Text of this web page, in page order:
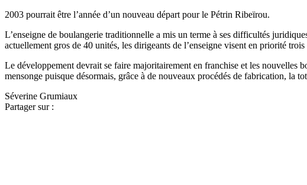
2003 pourrait être l’année d’un nouveau départ pour le Pétrin Ribeïrou.
L’enseigne de boulangerie traditionnelle a mis un terme à ses difficultés
actuellement gros de 40 unités, les dirigeants de l’enseigne visent en priorité
Le développement devrait se faire majoritairement en franchise et les nouvelles
mensonge puisque désormais, grâce à de nouveaux procédés de fabrication, la
Séverine Grumiaux
Partager sur :